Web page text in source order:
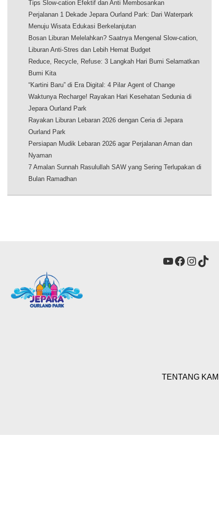
Tips Slow-cation Efektif dan Anti Membosankan
Perjalanan 1 Dekade Jepara Ourland Park: Dari Waterpark
Menuju Wisata Edukasi Berkelanjutan
Bosan Liburan Melelahkan? Saatnya Mengenal Slow-cation,
Liburan Anti-Stres dan Lebih Hemat Budget
Reduce, Recycle, Refuse: 3 Langkah Hari Bumi Selamatkan
Bumi Kita
“Kartini Baru” di Era Digital: 4 Pilar Agent of Change
Waktunya Recharge! Rayakan Hari Kesehatan Sedunia di
Jepara Ourland Park
Rayakan Liburan Lebaran 2026 dengan Ceria di Jepara
Ourland Park
Persiapan Mudik Lebaran 2026 agar Perjalanan Aman dan
Nyaman
7 Amalan Sunnah Rasulullah SAW yang Sering Terlupakan di
Bulan Ramadhan
YouTube
TENTANG